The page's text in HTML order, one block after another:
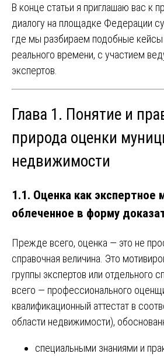
В конце статьи я приглашаю вас к
диалогу на площадке Федерации
где мы разбираем подобные
реального времени, с участием
экспертов.
Глава 1. Понятие и
природа оценки
недвижимости
1.1. Оценка как экспертное
облеченное в форму
Прежде всего, оценка — это не
справочная величина. Это
группы экспертов или отдельного
всего — профессионального
квалификационный аттестат в
области недвижимости),
специальными знаниями и